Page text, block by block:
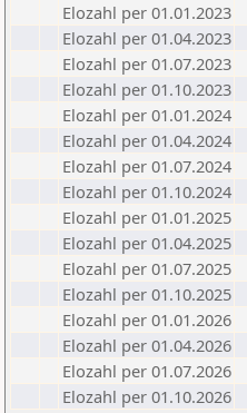
Elozahl per 01.01.2023
Elozahl per 01.04.2023
Elozahl per 01.07.2023
Elozahl per 01.10.2023
Elozahl per 01.01.2024
Elozahl per 01.04.2024
Elozahl per 01.07.2024
Elozahl per 01.10.2024
Elozahl per 01.01.2025
Elozahl per 01.04.2025
Elozahl per 01.07.2025
Elozahl per 01.10.2025
Elozahl per 01.01.2026
Elozahl per 01.04.2026
Elozahl per 01.07.2026
Elozahl per 01.10.2026